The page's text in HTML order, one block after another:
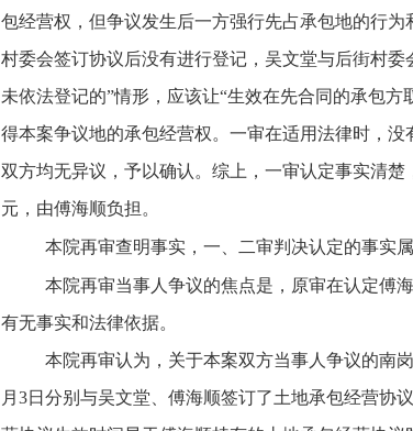
包经营权，但争议发生后一方强行先占承包地的行
村委会签订协议后没有进行登记，吴文堂与后街村
未依法登记的”情形，应该让“生效在先合同的承包
得本案争议地的承包经营权。一审在适用法律时，没
双方均无异议，予以确认。综上，一审认定事实清
元，由傅海顺负担。
本院再审查明事实，一、二审判决认定的事实属
本院再审当事人争议的焦点是，原审在认定傅
有无事实和法律依据。
本院再审认为，关于本案双方当事人争议的南
月3日分别与吴文堂、傅海顺签订了土地承包经营协